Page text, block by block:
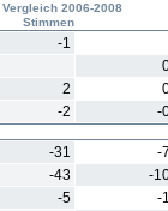
Vergleich 2006-2008
Stimmen
-1
2
-2 -
-31 -
-43 -
-5 -